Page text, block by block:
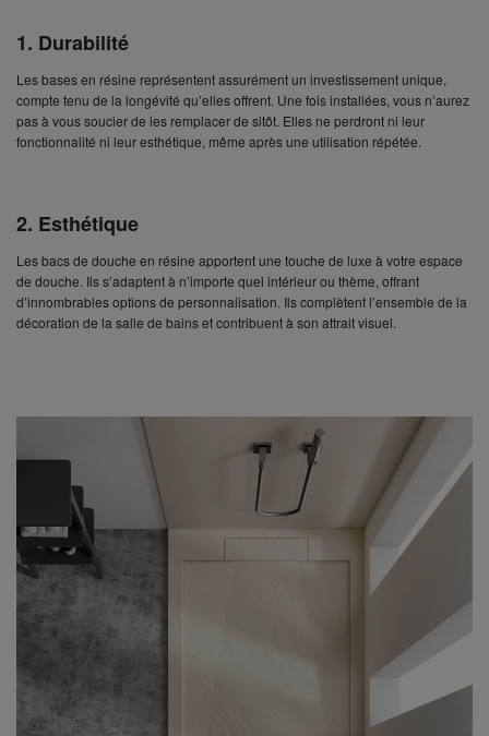
1. Durabilité
Les bases en résine représentent assurément un investissement unique,
compte tenu de la longévité qu’elles offrent. Une fois installées, vous n’aurez
pas à vous soucier de les remplacer de sitôt. Elles ne perdront ni leur
fonctionnalité ni leur esthétique, même après une utilisation répétée.
2. Esthétique
Les bacs de douche en résine apportent une touche de luxe à votre espace
de douche. Ils s’adaptent à n’importe quel intérieur ou thème, offrant
d’innombrables options de personnalisation. Ils complètent l’ensemble de la
décoration de la salle de bains et contribuent à son attrait visuel.